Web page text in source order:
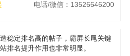
电话/微信：13526646200
稳定排名高的帖子，霸屏长尾关键
排名提升作用也非常明显。